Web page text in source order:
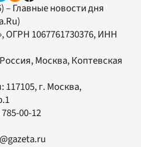
– Главные новости дня
, ОГРН 1067761730376, ИНН
Москва, Коптевская
117105, г. Москва,
00-12